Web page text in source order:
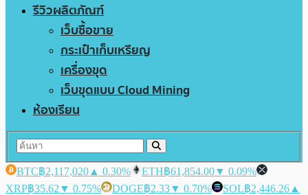
รีวิวผลิตภัณฑ์
เว็บซื้อขาย
กระเป๋าเก็บเหรียญ
เครื่องขุด
เว็บขุดแบบ Cloud Mining
ห้องเรียน
BTC฿2,117,020 ▲ 0.30% ETH฿61,854.00▼ 0.09%
XRP฿35.62 ▼ 0.75% DOGE฿2.33▼ 0.70% SOL฿2,446.26 ▲